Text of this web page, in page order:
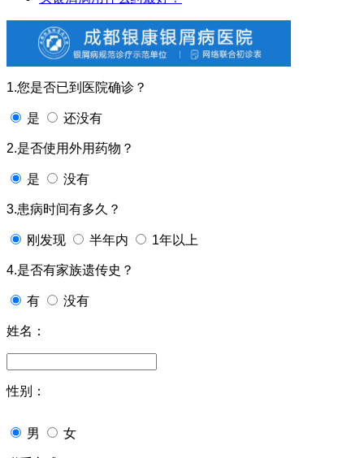
1.您是否已到医院确诊？
是 还没有
2.是否使用外用药物？
是 没有
3.患病时间有多久？
刚发现 半年内 1年以上
4.是否有家族遗传史？
有 没有
姓名：
性别：
男 女